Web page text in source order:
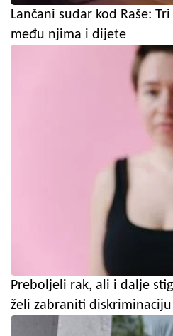
Lančani sudar kod Raše:
među njima i dijete
Preboljeli rak, ali i dalje
želi zabraniti